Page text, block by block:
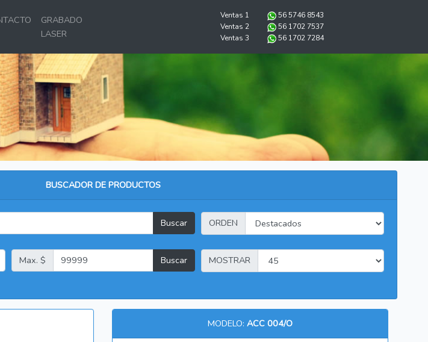
GRABADO
LASER
Ventas 1
56 5746 8543
Ventas 2
56 1702 7537
Ventas 3
56 1702 7284
BUSCADOR DE PRODUCTOS
Buscar ORDEN
Max. $ Buscar MOSTRAR
MODELO: ACC 004/O